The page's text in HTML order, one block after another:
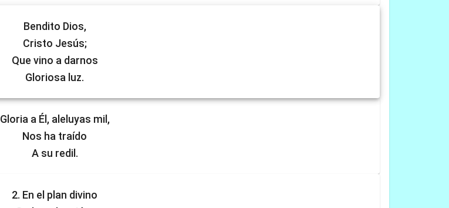
Bendito Dios,
Cristo Jesús;
Que vino a darnos
Gloriosa luz.
Gloria a Él, aleluyas mil,
Nos ha traído
A su redil.
2. En el plan divino